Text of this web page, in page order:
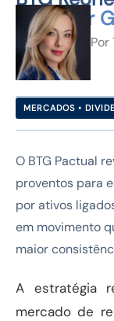
de Maior
Por
MERCADOS •
O BTG Pactual
proventos para
por ativos
em movimento
maior
A estratégia
mercado de